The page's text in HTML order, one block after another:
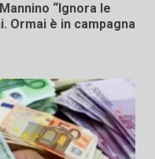
“Ignora le
Ormai è in campagna